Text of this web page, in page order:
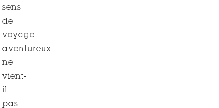
sens
de
voyage
aventureux
ne
vient-
il
pas